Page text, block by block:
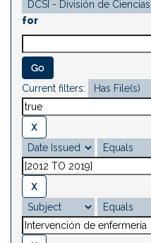
for
Current filters: